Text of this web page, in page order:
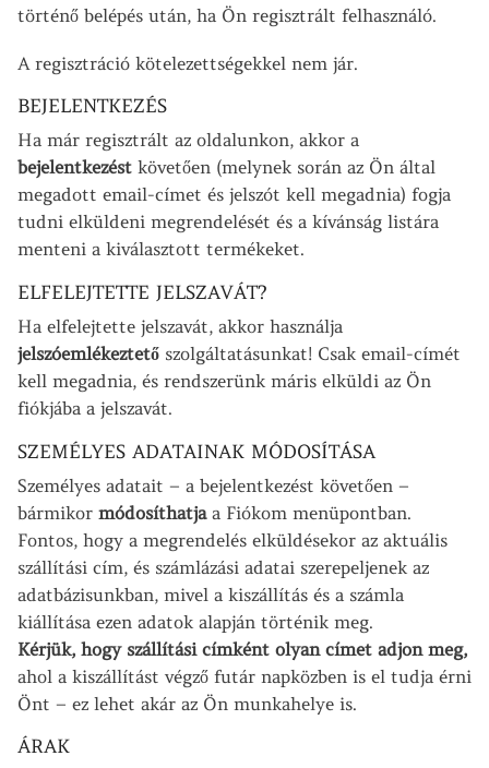
történő belépés után, ha Ön regisztrált felhasználó.
A regisztráció kötelezettségekkel nem jár.
BEJELENTKEZÉS
Ha már regisztrált az oldalunkon, akkor a
bejelentkezést követően (melynek során az Ön által
megadott email-címet és jelszót kell megadnia) fogja
tudni elküldeni megrendelését és a kívánság listára
menteni a kiválasztott termékeket.
ELFELEJTETTE JELSZAVÁT?
Ha elfelejtette jelszavát, akkor használja
jelszóemlékeztető szolgáltatásunkat! Csak email-címét
kell megadnia, és rendszerünk máris elküldi az Ön
fiókjába a jelszavát.
SZEMÉLYES ADATAINAK MÓDOSÍTÁSA
Személyes adatait – a bejelentkezést követően –
bármikor módosíthatja a Fiókom menüpontban.
Fontos, hogy a megrendelés elküldésekor az aktuális
szállítási cím, és számlázási adatai szerepeljenek az
adatbázisunkban, mivel a kiszállítás és a számla
kiállítása ezen adatok alapján történik meg.
Kérjük, hogy szállítási címként olyan címet adjon meg,
ahol a kiszállítást végző futár napközben is el tudja érni
Önt – ez lehet akár az Ön munkahelye is.
ÁRAK